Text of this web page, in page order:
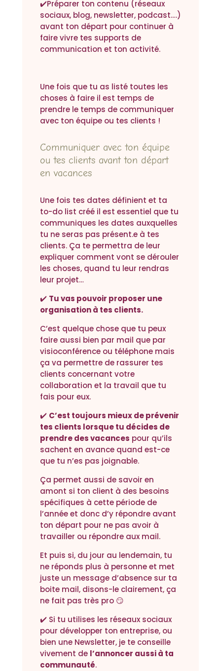
✔️Préparer ton contenu (réseaux
sociaux, blog, newsletter, podcast….)
avant ton départ pour continuer à
faire vivre tes supports de
communication et ton activité.
Une fois que tu as listé toutes les
choses à faire il est temps de
prendre le temps de communiquer
avec ton équipe ou tes clients !
Communiquer avec ton équipe
ou tes clients avant ton départ
en vacances
Une fois tes dates définient et ta
to-do list créé il est essentiel que tu
communiques les dates auxquelles
tu ne seras pas présent.e à tes
clients. Ça te permettra de leur
expliquer comment vont se dérouler
les choses, quand tu leur rendras
leur projet…
✔️ Tu vas pouvoir proposer une
organisation à tes clients.
C’est quelque chose que tu peux
faire aussi bien par mail que par
visioconférence ou téléphone mais
ça va permettre de rassurer tes
clients concernant votre
collaboration et la travail que tu
fais pour eux.
✔️ C’est toujours mieux de prévenir
tes clients lorsque tu décides de
prendre des vacances pour qu’ils
sachent en avance quand est-ce
que tu n’es pas joignable.
Ça permet aussi de savoir en
amont si ton client à des besoins
spécifiques à cette période de
l’année et donc d’y répondre avant
ton départ pour ne pas avoir à
travailler ou répondre aux mail.
Et puis si, du jour au lendemain, tu
ne réponds plus à personne et met
juste un message d’absence sur ta
boite mail, disons-le clairement, ça
ne fait pas très pro 😏
✔️ Si tu utilises les réseaux sociaux
pour développer ton entreprise, ou
bien une Newsletter, je te conseille
vivement de l’annoncer aussi à ta
communauté.